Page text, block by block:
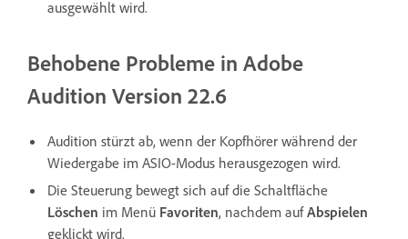
ausgewählt wird.
Behobene Probleme in Adobe
Audition Version 22.6
Audition stürzt ab, wenn der Kopfhörer während der
Wiedergabe im ASIO-Modus herausgezogen wird.
Die Steuerung bewegt sich auf die Schaltfläche
Löschen im Menü Favoriten, nachdem aufAbspielen
geklickt wird.